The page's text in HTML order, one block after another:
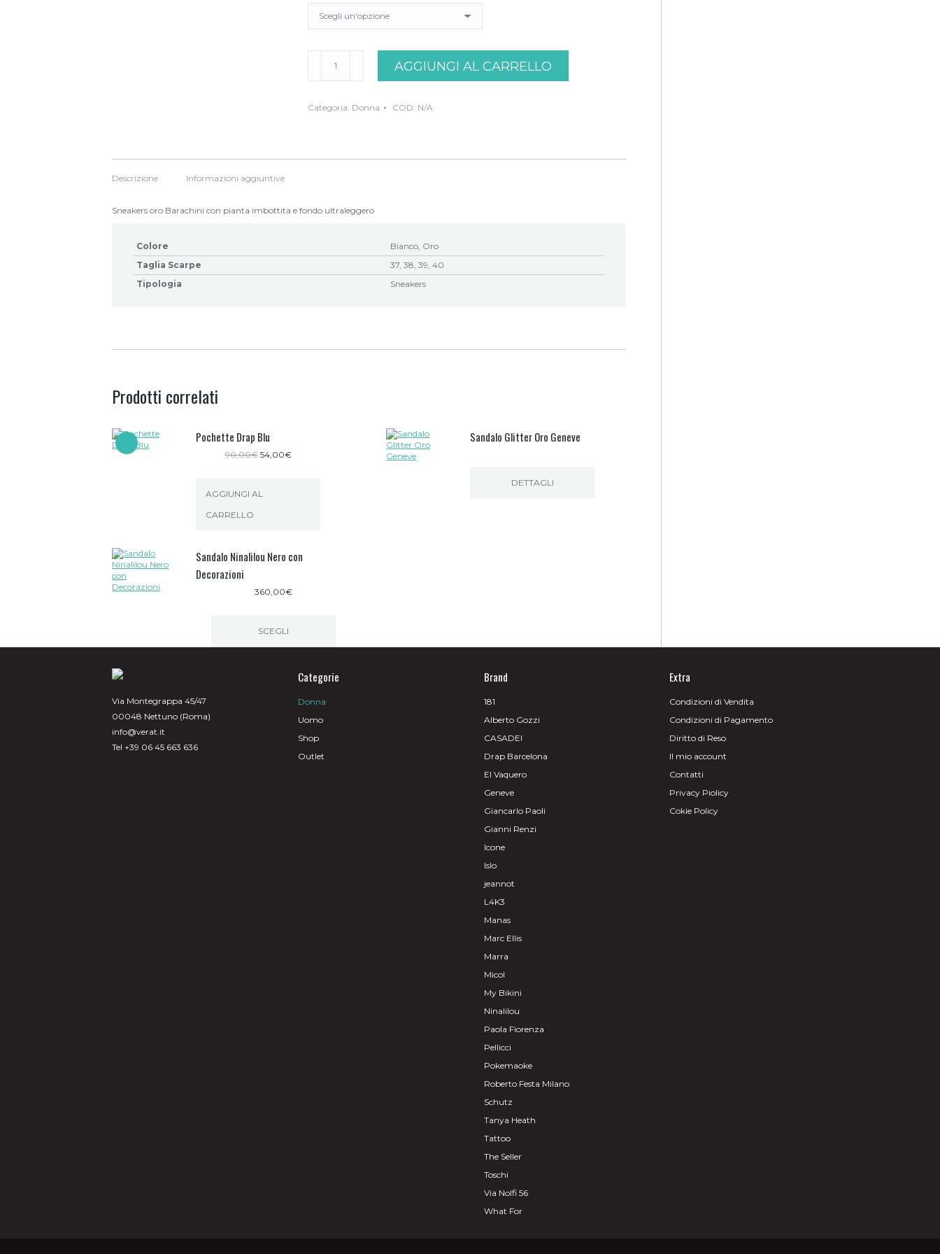
AGGIUNGI AL CARRELLO
Categoria: Donna COD: N/A
Descrizione Informazioni aggiuntive
Sneakers oro Barachini con pianta imbottita e fondo ultraleggero
Colore
Bianco, Oro
Taglia Scarpe
37, 38, 39, 40
Tipologia
Sneakers
Prodotti correlati
Pochette Drap Blu
90,00€ Il
90,00€.
54,00€Il
AGGIUNGI AL
CARRELLO
Sandalo Glitter Oro Geneve
DETTAGLI
Sandalo Ninalilou Nero con
Decorazioni
360,00€
SCEGLI
varianti.
Le
opzioni
scelte
Via Montegrappa 45/47
00048 Nettuno (Roma)
info@verat.it
Tel +39 06 45 663 636
Categorie
Donna
Uomo
Shop
Outlet
Brand
181
Alberto Gozzi
CASADEI
Drap Barcelona
El Vaquero
Geneve
Giancarlo Paoli
Gianni Renzi
Icone
Islo
jeannot
L4K3
Manas
Marc Ellis
Marra
Micol
My Bikini
Ninalilou
Paola Fiorenza
Pellicci
Pokemaoke
Roberto Festa Milano
Schutz
Tanya Heath
Tattoo
The Seller
Toschi
Via Nolfi 56
What For
Extra
Condizioni di Vendita
Condizioni di Pagamento
Diritto di Reso
Il mio account
Contatti
Privacy Piolicy
Cokie Policy